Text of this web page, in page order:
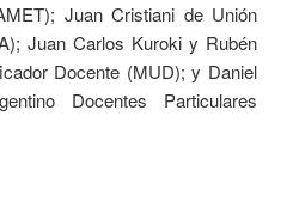
Juan Cristiani de Unión
Juan Carlos Kuroki y Rubén
Docente (MUD); y Daniel
Docentes Particulares